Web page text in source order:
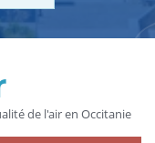
de l'air en Occitanie